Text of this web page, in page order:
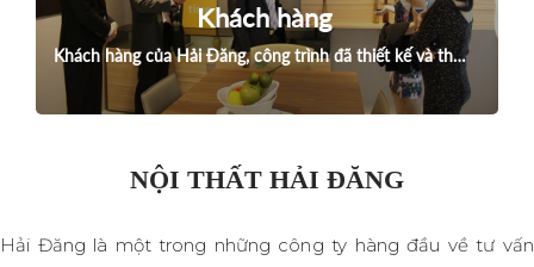
Khách hàng
Khách hàng của Hải Đăng, công trình đã thiết kế và thực hiện
NỘI THẤT HẢI ĐĂNG
Hải Đăng là một trong những công ty hàng đầu về tư vấn